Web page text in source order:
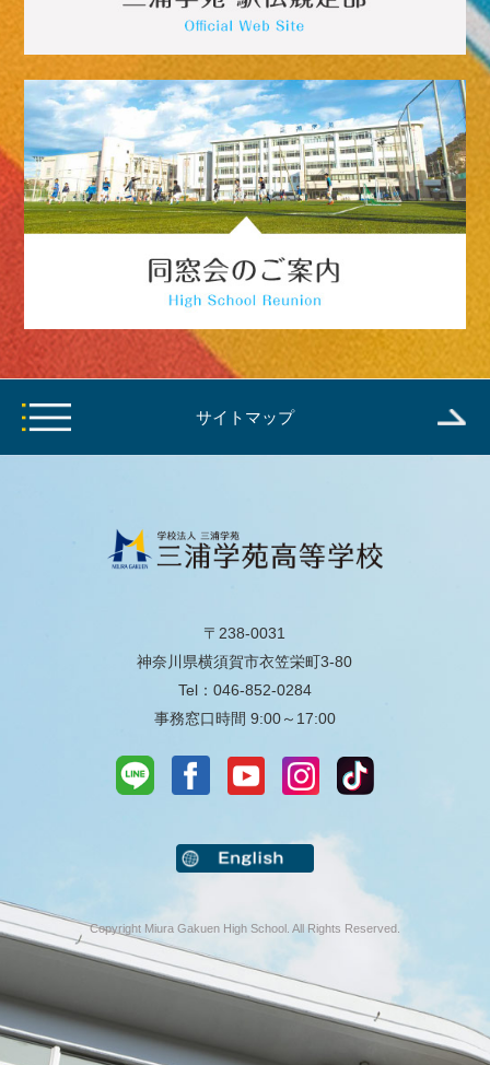
サイトマップ
〒238-0031
神奈川県横須賀市衣笠栄町3-80
Tel：046-852-0284
事務窓口時間 9:00～17:00
Copyright Miura Gakuen High School. All Rights Reserved.